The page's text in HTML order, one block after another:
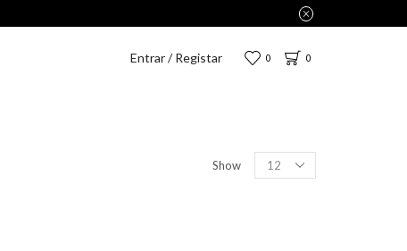
Entrar / Registar 0 0
Show